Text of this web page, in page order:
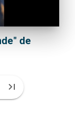
de
last_page